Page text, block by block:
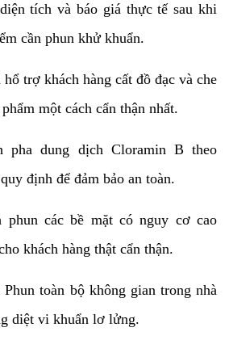
tích và báo giá thực tế sau khi
cần phun khử khuẩn.
trợ khách hàng cất đồ đạc và che
một cách cẩn thận nhất.
pha dung dịch Cloramin B theo
định để đảm bảo an toàn.
phun các bề mặt có nguy cơ cao
khách hàng thật cẩn thận.
Phun toàn bộ không gian trong nhà
diệt vi khuẩn lơ lửng.